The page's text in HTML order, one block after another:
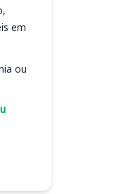
em
ou